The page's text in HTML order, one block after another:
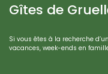
Gîtes de
Si vous êtes à la recherche
vacances, week-ends en